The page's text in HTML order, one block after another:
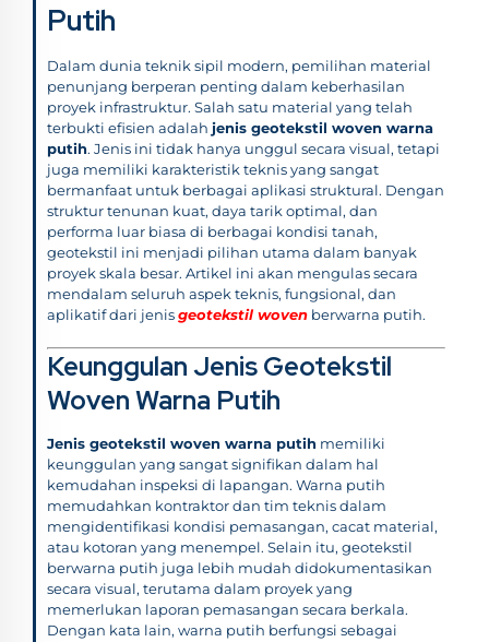
Putih
Dalam dunia teknik sipil modern, pemilihan material
penunjang berperan penting dalam keberhasilan
proyek infrastruktur. Salah satu material yang telah
terbukti efisien adalah jenis geotekstil woven warna
putih. Jenis ini tidak hanya unggul secara visual, tetapi
juga memiliki karakteristik teknis yang sangat
bermanfaat untuk berbagai aplikasi struktural. Dengan
struktur tenunan kuat, daya tarik optimal, dan
performa luar biasa di berbagai kondisi tanah,
geotekstil ini menjadi pilihan utama dalam banyak
proyek skala besar. Artikel ini akan mengulas secara
mendalam seluruh aspek teknis, fungsional, dan
aplikatif dari jenisgeotekstil woven berwarna putih.
Keunggulan Jenis Geotekstil
Woven Warna Putih
Jenis geotekstil woven warna putih memiliki
keunggulan yang sangat signifikan dalam hal
kemudahan inspeksi di lapangan. Warna putih
memudahkan kontraktor dan tim teknis dalam
mengidentifikasi kondisi pemasangan, cacat material,
atau kotoran yang menempel. Selain itu, geotekstil
berwarna putih juga lebih mudah didokumentasikan
secara visual, terutama dalam proyek yang
memerlukan laporan pemasangan secara berkala.
Dengan kata lain, warna putih berfungsi sebagai